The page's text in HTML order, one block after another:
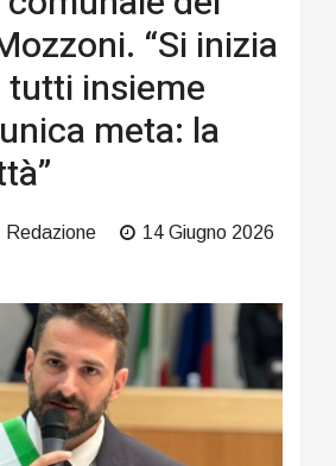
“Si inizia
insieme
meta: la
Redazione 14 Giugno 2026